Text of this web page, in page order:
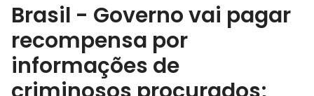
Brasil - Governo vai pagar
recompensa por
informações de